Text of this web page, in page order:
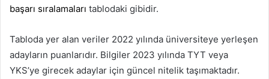
başarı sıralamaları tablodaki gibidir.
Tabloda yer alan veriler 2022 yılında üniversiteye yerleşen
adayların puanlarıdır. Bilgiler 2023 yılında TYT veya
YKS’ye girecek adaylar için güncel nitelik taşımaktadır.